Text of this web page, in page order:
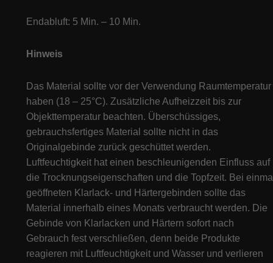
Endabluft: 5 Min. – 10 Min.
Hinweis
Das Material sollte vor der Verwendung Raumtemperatur
haben (18 – 25°C). Zusätzliche Aufheizzeit bis zur
Objekttemperatur beachten. Überschüssiges,
gebrauchsfertiges Material sollte nicht in das
Originalgebinde zurück geschüttet werden.
Luftfeuchtigkeit hat einen beschleunigenden Einfluss auf
die Trocknungseigenschaften und die Topfzeit. Bei
geöffneten Klarlack- und Härtergebinden sollte das
Material innerhalb eines Monats verbraucht werden. Die
Gebinde von Klarlacken und Härtern sofort nach
Gebrauch fest verschließen, denn beide Produkte
reagieren mit Luftfeuchtigkeit und Wasser und verlieren